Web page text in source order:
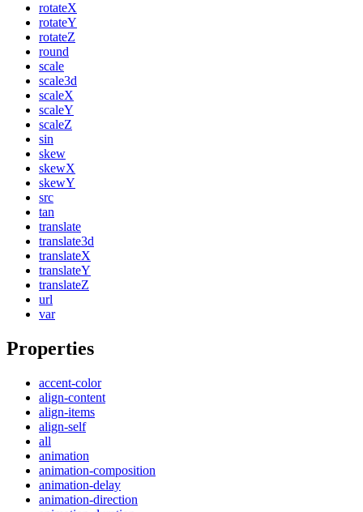
rotateX
rotateY
rotateZ
round
scale
scale3d
scaleX
scaleY
scaleZ
sin
skew
skewX
skewY
src
tan
translate
translate3d
translateX
translateY
translateZ
url
var
Properties
accent-color
align-content
align-items
align-self
all
animation
animation-composition
animation-delay
animation-direction